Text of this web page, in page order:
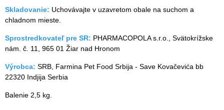
Skladovanie: Uchovávajte v uzavretom obale na suchom a
chladnom mieste.
Sprostredkovateľ pre SR: PHARMACOPOLA s.r.o., Svätokrížske
nám. č. 11, 965 01 Žiar nad Hronom
Výrobca: SRB, Farmina Pet Food Srbija - Save Kovačevića bb
22320 Indjija Serbia
Balenie 2,5 kg.